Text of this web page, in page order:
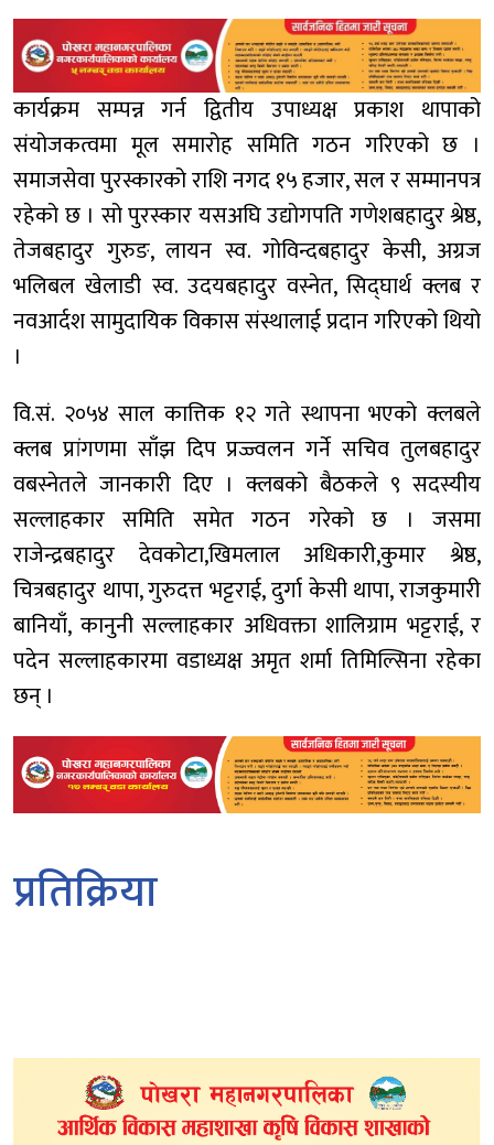
कार्यक्रम सम्पन्न गर्न द्वितीय उपाध्यक्ष प्रकाश थापाको
संयोजकत्वमा मूल समारोह समिति गठन गरिएको छ ।
समाजसेवा पुरस्कारको राशि नगद १५ हजार, सल र सम्मानपत्र
रहेको छ । सो पुरस्कार यसअघि उद्योगपति गणेशबहादुर श्रेष्ठ,
तेजबहादुर गुरुङ, लायन स्व. गोविन्दबहादुर केसी, अग्रज
भलिबल खेलाडी स्व. उदयबहादुर वस्नेत, सिद्घार्थ क्लब र
नवआर्दश सामुदायिक विकास संस्थालाई प्रदान गरिएको थियो
।
वि.सं. २०५४ साल कात्तिक १२ गते स्थापना भएको क्लबले
क्लब प्रांगणमा साँझ दिप प्रज्ज्वलन गर्ने सचिव तुलबहादुर
वबस्नेतले जानकारी दिए । क्लबको बैठकले ९ सदस्यीय
सल्लाहकार समिति समेत गठन गरेको छ । जसमा
राजेन्द्रबहादुर देवकोटा,खिमलाल अधिकारी,कुमार श्रेष्ठ,
चित्रबहादुर थापा, गुरुदत्त भट्टराई, दुर्गा केसी थापा, राजकुमारी
बानियाँ, कानुनी सल्लाहकार अधिवक्ता शालिग्राम भट्टराई, र
पदेन सल्लाहकारमा वडाध्यक्ष अमृत शर्मा तिमिल्सिना रहेका
छन् ।
प्रतिक्रिया